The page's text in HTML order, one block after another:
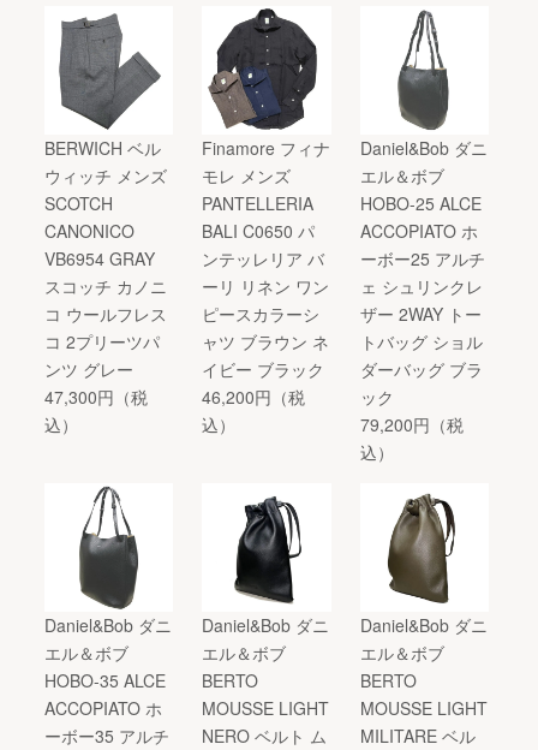
BERWICH ベル
ウィッチ メンズ
SCOTCH
CANONICO
VB6954 GRAY
スコッチ カノニ
コ ウールフレス
コ 2プリーツパ
ンツ グレー
47,300円（税
込）
Finamore フィナ
モレ メンズ
PANTELLERIA
BALI C0650 パ
ンテッレリア バ
ーリ リネン ワン
ピースカラーシ
ャツ ブラウン ネ
イビー ブラック
46,200円（税
込）
Daniel&Bob ダニ
エル＆ボブ
HOBO-25 ALCE
ACCOPIATO ホ
ーボー25 アルチ
ェ シュリンクレ
ザー 2WAY トー
トバッグ ショル
ダーバッグ ブラ
ック
79,200円（税
込）
Daniel&Bob ダニ
エル＆ボブ
HOBO-35 ALCE
ACCOPIATO ホ
ーボー35 アルチ
Daniel&Bob ダニ
エル＆ボブ
BERTO
MOUSSE LIGHT
NERO ベルト ム
Daniel&Bob ダニ
エル＆ボブ
BERTO
MOUSSE LIGHT
MILITARE ベル